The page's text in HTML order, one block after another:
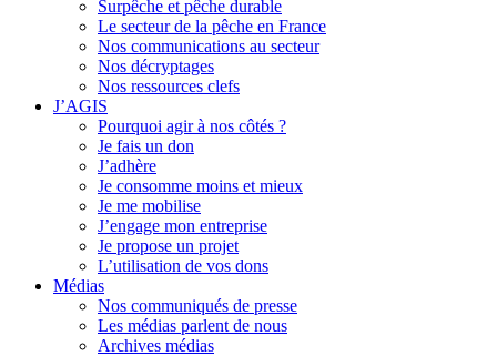
Surpêche et pêche durable
Le secteur de la pêche en France
Nos communications au secteur
Nos décryptages
Nos ressources clefs
J’AGIS
Pourquoi agir à nos côtés ?
Je fais un don
J’adhère
Je consomme moins et mieux
Je me mobilise
J’engage mon entreprise
Je propose un projet
L’utilisation de vos dons
Médias
Nos communiqués de presse
Les médias parlent de nous
Archives médias